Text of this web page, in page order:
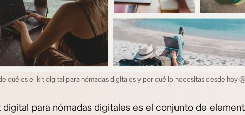
qué es el kit digital para nómadas digitales y por qué lo necesitas desde hoy
digital para nómadas digitales es el conjunto de